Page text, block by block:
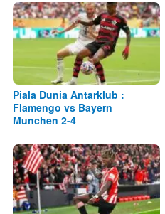
Piala Dunia Antarklub :
Flamengo vs Bayern
Munchen 2-4